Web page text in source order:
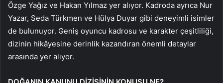
Özge Yağız ve Hakan Yılmaz yer alıyor. Kadroda ayrıca Nur
Yazar, Seda Türkmen ve Hülya Duyar gibi deneyimli isimler
de bulunuyor. Geniş oyuncu kadrosu ve karakter çeşitliliği,
dizinin hikâyesine derinlik kazandıran önemli detaylar
arasında yer alıyor.